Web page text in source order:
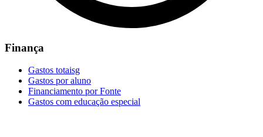
Finança
Gastos totaisg
Gastos por aluno
Financiamento por Fonte
Gastos com educação especial